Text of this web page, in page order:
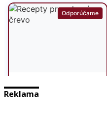
Reklama